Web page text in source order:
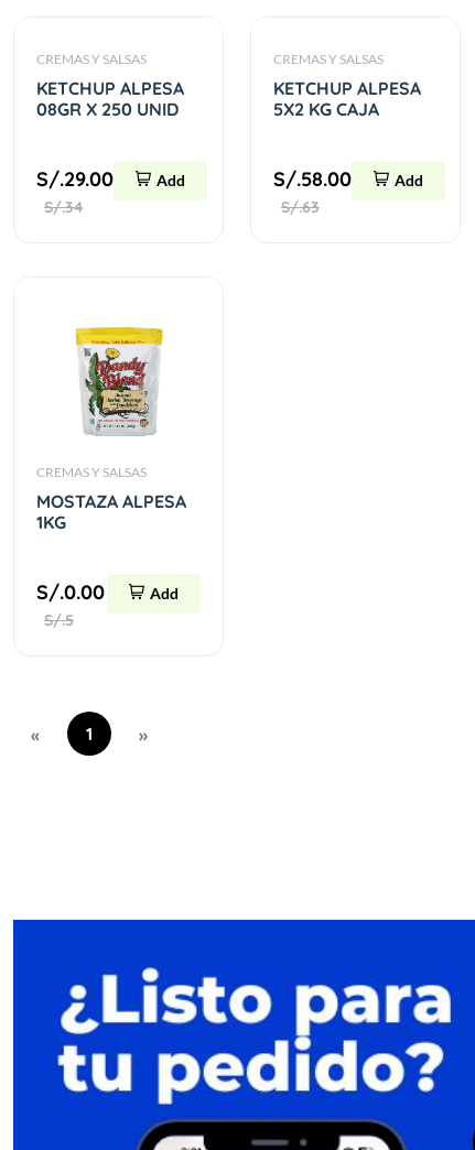
CREMAS Y SALSAS
KETCHUP ALPESA
08GR X 250 UNID
S/.29.00
S/.34
Add
CREMAS Y SALSAS
KETCHUP ALPESA
5X2 KG CAJA
S/.58.00
S/.63
Add
CREMAS Y SALSAS
MOSTAZA ALPESA
1KG
S/.0.00
S/.5
Add
« 1 »